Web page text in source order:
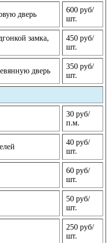
дверь
600 руб/
шт.
замка,
450 руб/
шт.
дверь
350 руб/
шт.
30 руб/
п.м.
40 руб/
шт.
60 руб/
шт.
50 руб/
шт.
250 руб/
шт.